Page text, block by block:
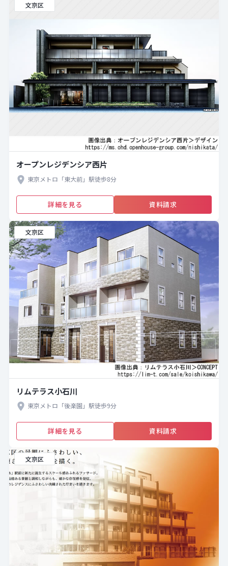
文京区
オープンレジデンシア西片
東京メトロ「東大前」駅徒歩8分
詳細を見る 資料請求
文京区
リムテラス小石川
東京メトロ「後楽園」駅徒歩9分
詳細を見る 資料請求
文京区